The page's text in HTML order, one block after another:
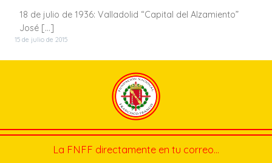
18 de julio de 1936: Valladolid “Capital del Alzamiento”
José […]
15 de julio de 2015
La FNFF directamente en tu correo…